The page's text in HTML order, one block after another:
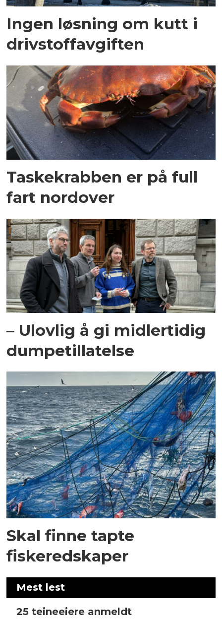
Ingen løsning om kutt i
drivstoffavgiften
Taskekrabben er på full
fart nordover
– Ulovlig å gi midlertidig
dumpetillatelse
Skal finne tapte
fiskeredskaper
Mest lest
25 teineeiere anmeldt